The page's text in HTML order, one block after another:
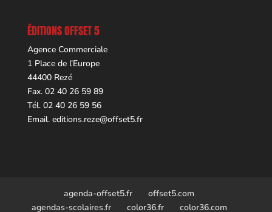
ÉDITIONS OFFSET 5
Agence Commerciale
1 Place de l’Europe
44400 Rezé
Fax. 02 40 26 59 89
Tél. 02 40 26 59 56
Email. editions.reze@offset5.fr
agenda-offset5.fr
offset5.com
agendas-scolaires.fr
color36.fr color36.com